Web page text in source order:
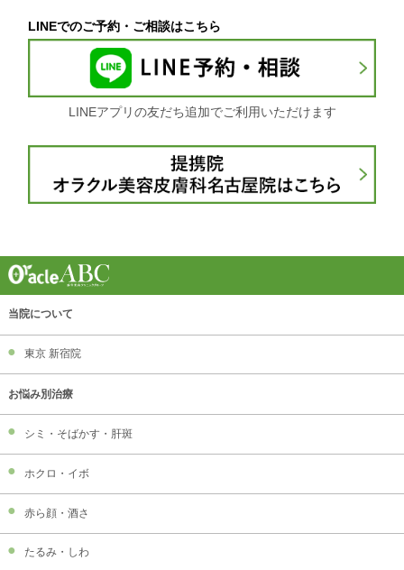
LINEでのご予約・ご相談はこちら
LINEアプリの友だち追加でご利用いただけます
当院について
東京 新宿院
お悩み別治療
シミ・そばかす・肝斑
ホクロ・イボ
赤ら顔・酒さ
たるみ・しわ